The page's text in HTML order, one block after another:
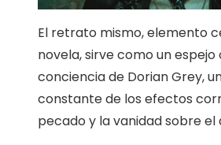
El retrato mismo, elemento
novela, sirve como un espejo
conciencia de Dorian Grey,
constante de los efectos
pecado y la vanidad sobre el